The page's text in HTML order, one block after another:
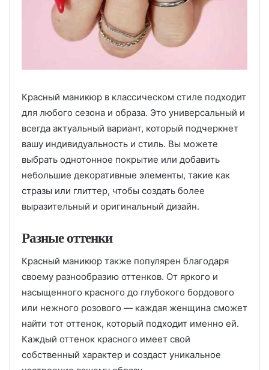
Красный маникюр в классическом стиле подходит
для любого сезона и образа. Это универсальный и
всегда актуальный вариант, который подчеркнет
вашу индивидуальность и стиль. Вы можете
выбрать однотонное покрытие или добавить
небольшие декоративные элементы, такие как
стразы или глиттер, чтобы создать более
выразительный и оригинальный дизайн.
Разные оттенки
Красный маникюр также популярен благодаря
своему разнообразию оттенков. От яркого и
насыщенного красного до глубокого бордового
или нежного розового — каждая женщина сможет
найти тот оттенок, который подходит именно ей.
Каждый оттенок красного имеет свой
собственный характер и создаст уникальное